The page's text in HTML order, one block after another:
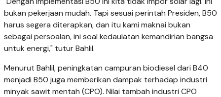
bukan pekerjaan mudah. Tapi sesuai perintah Presiden, B50
harus segera diterapkan, dan itu kami maknai bukan
sebagai persoalan, ini soal kedaulatan kemandirian bangsa
untuk energi," tutur Bahlil.
Menurut Bahlil, peningkatan campuran biodiesel dari B40
menjadi B50 juga memberikan dampak terhadap industri
minyak sawit mentah (CPO). Nilai tambah industri CPO